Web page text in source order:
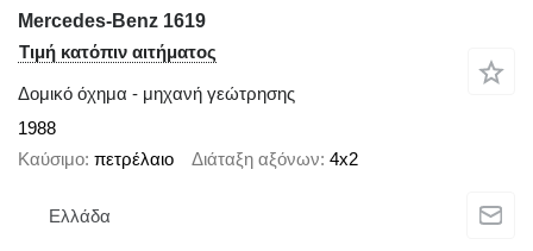
Mercedes-Benz 1619
Τιμή κατόπιν αιτήματος
Δομικό όχημα - μηχανή γεώτρησης
1988
Καύσιμο πετρέλαιο Διάταξη αξόνων 4x2
Ελλάδα